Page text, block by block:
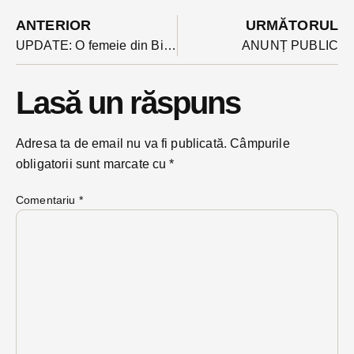
ANTERIOR
UPDATE: O femeie din Bichigiu (Telciu) a fost ucisă de un urs. Corpul i-a fost găsit lângă cel al unei văcuțe sfâșiate
URMĂTORUL
ANUNȚ PUBLIC
Lasă un răspuns
Adresa ta de email nu va fi publicată. Câmpurile
obligatorii sunt marcate cu*
Comentariu *